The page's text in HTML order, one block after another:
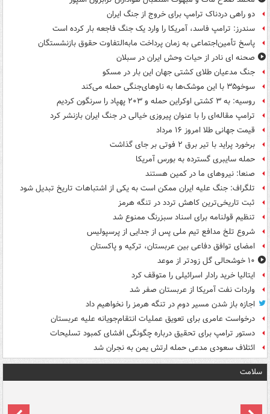
دو راهی دردناک ترامپ برای خروج از جنگ ایران
سندرز: ترامپ فاسد، آمریکا را وارد یک جنگ فاجعه بار کرده است
پاسخ تأمین‌اجتماعی به زمان پرداخت مابه‌التفاوت حقوق بازنشستگان
صحنه ای نادر از حیات وحش ایران در سبلان
جنگ مدعیان طلای کشتی جهان این بار در مسکو
سوخو۳۵ با این موشک‌ها به ناوهای‌جنگی حمله می‌کند
روسیه: به ۳ کشتی اوکراین حمله و ۲۰۳ پهپاد را سرنگون کردیم
ترامپ مقاله‌ای را با عنوان پیروزی خیالی در جنگ ایران بازنشر کرد
قیمت جهانی طلا امروز ۱۶ مرداد
برخورد پراید با تیر برق ۲ فوتی بر جای گذاشت
حمله سایبری گسترده به بورس آمریکا
صنعا: نیروهای ما در کمین‌ هستند
تلگراف: جنگ علیه ایران ممکن است به یکی از اشتباهات تاریخ تبدیل شود
ثبت تاریخی‌ترین کاهش تردد در تنگه هرمز
تنظیم قولنامه برای اسناد سبزرنگ ممنوع شد
شروع تلخ مدافع تیم ملی پس از جدایی از پرسپولیس
امضای توافق دفاعی بین عربستان، ترکیه و پاکستان
۱۰ خوشحالی گل زودتر از موعد
ایتالیا خرید رادار اسرائیلی را متوقف کرد
واردات نفت آمریکا از عربستان صفر شد
اجازه باز شدن مسیر دوم در تنگه هرمز را نخواهیم داد
درخواست عامری برای تعویق عملیات انتقام‌جویانه علیه عربستان
دستور ترامپ برای تحقیق درباره چگونگی افشای کمبود تسلیحات
ائتلاف سعودی مدعی حمله ارتش یمن به نجران شد
سلامت